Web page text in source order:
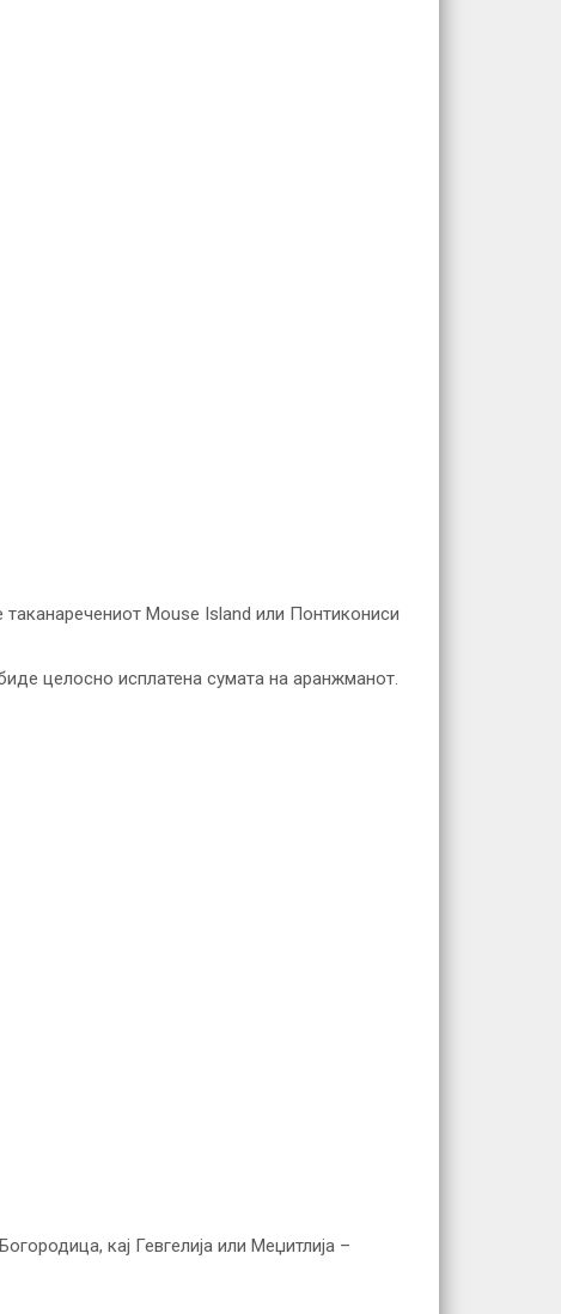
Mouse Island или Понтикониси
целосно исплатена сумата на аранжманот.
кај Гевгелија или Меџитлија –